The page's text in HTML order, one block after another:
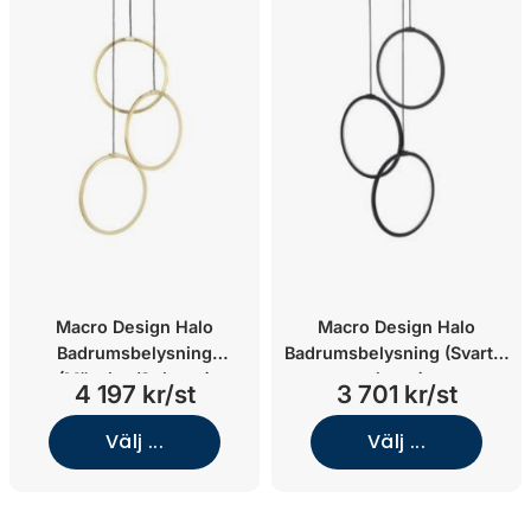
Macro Design Halo
Badrumsbelysning
(Mässing/3 ringar)
4 197 kr/st
Välj ...
Macro Design Halo
Badrumsbelysning (Svart/3
ringar)
3 701 kr/st
Välj ...